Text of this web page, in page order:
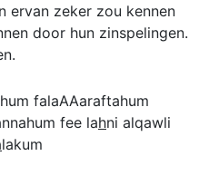
ervan zeker zou kennen
door hun zinspelingen.
falaAAaraftahum
fee lahni alqawli
lakum